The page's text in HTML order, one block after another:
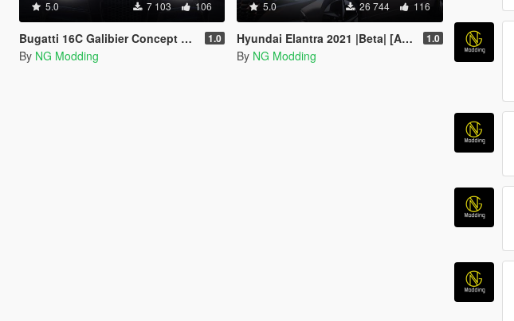
5.0 7 103 106
Bugatti 16C Galibier Concept 2009 [Add-On] 1.0
By NG Modding
5.0 26 744 116
Hyundai Elantra 2021 |Beta| [Add-On] 1.0
By NG Modding